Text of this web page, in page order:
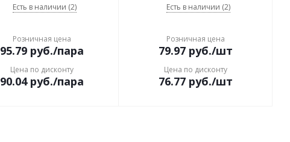
Есть в наличии (2)
Розничная цена
95.79 руб./пара
Цена по дисконту
90.04руб./пара
Есть в наличии (2)
Розничная цена
79.97 руб./шт
Цена по дисконту
76.77 руб./шт